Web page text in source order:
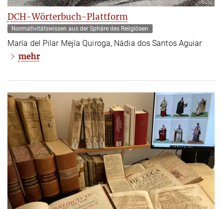
DCH-Wörterbuch-Plattform
Normativitätswissen aus der Sphäre des Religiösen
María del Pilar Mejía Quiroga, Nádia dos Santos Aguiar
mehr